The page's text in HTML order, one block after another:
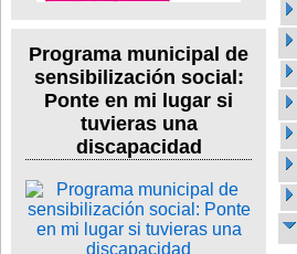
Programa municipal de
sensibilización social:
Ponte en mi lugar si
tuvieras una
discapacidad